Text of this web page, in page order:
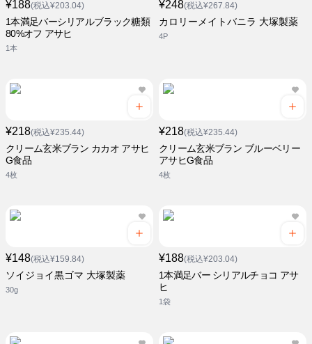
¥188(税込¥203.04)
1本満足バーシリアルブラック糖類
80%オフ アサヒ
1本
¥248(税込¥267.84)
カロリーメイトバニラ 大塚製薬
4P
¥218(税込¥235.44)
クリーム玄米ブラン カカオ アサヒ
G食品
4枚
¥218(税込¥235.44)
クリーム玄米ブラン ブルーベリー
アサヒG食品
4枚
¥148(税込¥159.84)
ソイジョイ黒ゴマ 大塚製薬
30g
¥188(税込¥203.04)
1本満足バー シリアルチョコ アサ
ヒ
1袋